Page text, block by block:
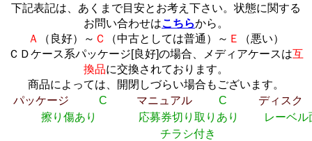
下記表記は、あくまで目安とお考え下さい。状態に関する
お問い合わせはこちらから。
Ａ
（良好）～ Ｃ （中古としては普通）～ Ｅ
（悪い）
ＣＤケース系パッケージ[良好]の場合、メディアケースは互
換品に交換されております。
商品によっては、開閉しづらい場合もございます。
パッケージ
C マニュアル C
ディスク
擦り傷あり
応募券切り取りあり
レーベル
チラシ付き